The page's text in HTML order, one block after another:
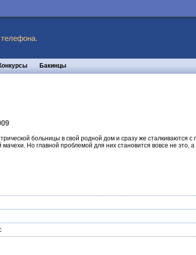
Бакинцы
больницы в свой родной дом и сразу же сталкиваются
Но главной проблемой для них становится вовсе не это,